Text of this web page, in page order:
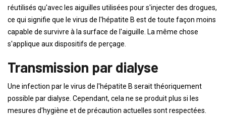
réutilisés qu'avec les aiguilles utilisées pour s'injecter des drogues,
ce qui signifie que le virus de l'hépatite B est de toute façon moins
capable de survivre à la surface de l'aiguille. La même chose
s'applique aux dispositifs de perçage.
Transmission par dialyse
Une infection par le virus de l'hépatite B serait théoriquement
possible par dialyse. Cependant, cela ne se produit plus si les
mesures d'hygiène et de précaution actuelles sont respectées.